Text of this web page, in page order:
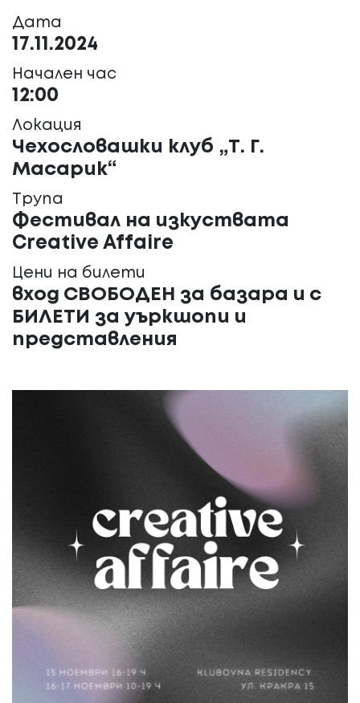
Дата
17.11.2024
Начален час
12:00
Локация
Чехословашки клуб „Т. Г.
Масарик“
Трупа
Фестивал на изкуствата
Creative Affaire
Цени на билети
вход СВОБОДЕН за базара и с
БИЛЕТИ за уъркшопи и
представления